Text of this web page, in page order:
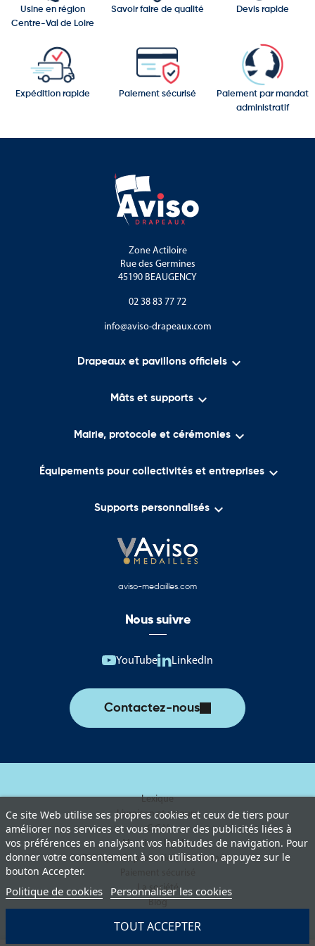
Usine en région
Centre-Val de Loire
Savoir faire de qualité Devis rapide
Expédition rapide Paiement sécurisé
Paiement par mandat
administratif
Zone Actiloire
Rue des Germines
45190 BEAUGENCY
02 38 83 77 72
info@aviso-drapeaux.com
Drapeaux et pavillons officiels 
Mâts et supports 
Mairie, protocole et cérémonies 
Équipements pour collectivités et entreprises 
Supports personnalisés 
Ce site Web utilise ses propres cookies et ceux de tiers pour
améliorer nos services et vous montrer des publicités liées à
vos préférences en analysant vos habitudes de navigation. Pour
donner votre consentement à son utilisation, appuyez sur le
bouton Accepter.
Politique de cookies Personnaliser les cookies
TOUT ACCEPTER
aviso-medailles.com
Nous suivre
YouTube LinkedIn
Contactez-nous
Lexique
Livraison et retours
C.G.V
Mentions légales
Politique de protection des données
La société
Blog